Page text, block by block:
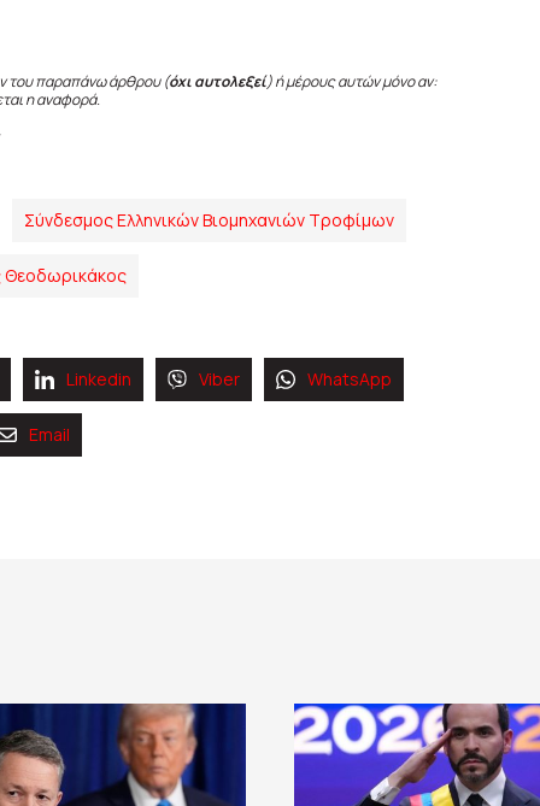
του παραπάνω άρθρου (όχι αυτολεξεί) ή μέρους αυτών μόνο αν:
η αναφορά.
Σύνδεσμος Ελληνικών Βιομηχανιών Τροφίμων
Θεοδωρικάκος
Linkedin Viber WhatsApp
Email